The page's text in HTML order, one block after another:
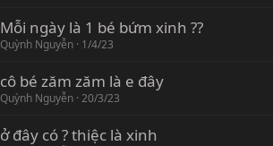
Mỗi ngày là 1 bé bứm xinh ??
Quỳnh Nguyễn 1/4/23
cô bé zăm zăm là e đây
Quỳnh Nguyễn 20/3/23
ở đây có ? thiệc là xinh